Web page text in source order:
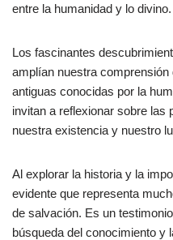
entre la humanidad y lo divino.
Los fascinantes
amplían nuestra
antiguas conocidas por la
invitan a reflexionar sobre las
nuestra existencia y nuestro
Al explorar la historia y la
evidente que representa
de salvación. Es un
búsqueda del conocimiento y